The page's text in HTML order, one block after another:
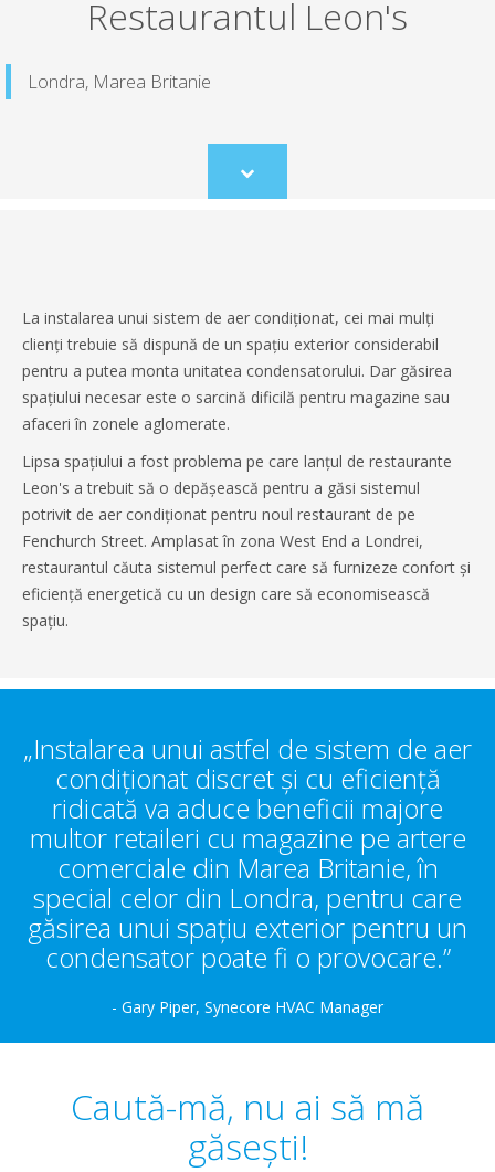
Restaurantul Leon's
Londra, Marea Britanie
Scroll
to
La instalarea unui sistem de aer condiționat, cei mai mulți
clienți trebuie să dispună de un spațiu exterior considerabil
pentru a putea monta unitatea condensatorului. Dar găsirea
spațiului necesar este o sarcină dificilă pentru magazine sau
afaceri în zonele aglomerate.
Lipsa spațiului a fost problema pe care lanțul de restaurante
Leon's a trebuit să o depășească pentru a găsi sistemul
potrivit de aer condiționat pentru noul restaurant de pe
Fenchurch Street. Amplasat în zona West End a Londrei,
restaurantul căuta sistemul perfect care să furnizeze confort și
eficiență energetică cu un design care să economisească
spațiu.
„Instalarea unui astfel de sistem de aer
condiționat discret și cu eficiență
ridicată va aduce beneficii majore
multor retaileri cu magazine pe artere
comerciale din Marea Britanie, în
special celor din Londra, pentru care
găsirea unui spațiu exterior pentru un
condensator poate fi o provocare.”
- Gary Piper, Synecore HVAC Manager
Caută-mă, nu ai să mă
găsești!